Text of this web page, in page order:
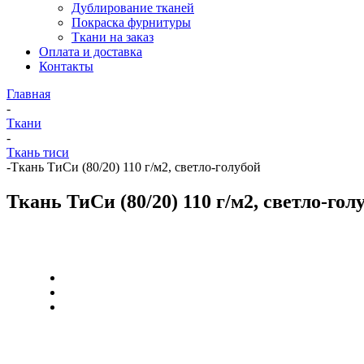
Дублирование тканей
Покраска фурнитуры
Ткани на заказ
Оплата и доставка
Контакты
Главная
-
Ткани
-
Ткань тиси
-Ткань ТиСи (80/20) 110 г/м2, светло-голубой
Ткань ТиСи (80/20) 110 г/м2, светло-